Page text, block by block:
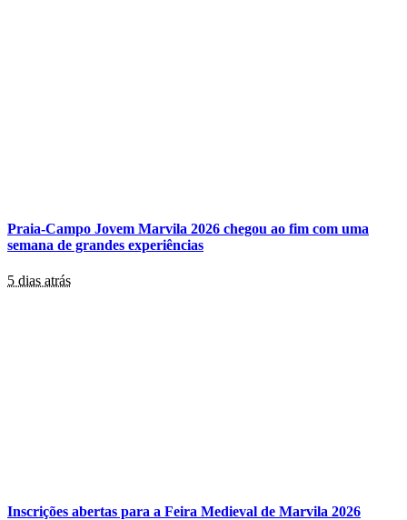
Praia-Campo Jovem Marvila 2026 chegou ao fim com uma
semana de grandes experiências
5 dias atrás
Inscrições abertas para a Feira Medieval de Marvila 2026